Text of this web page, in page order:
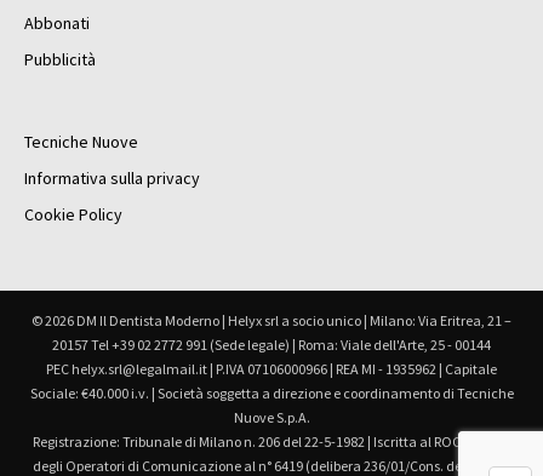
Abbonati
Pubblicità
Tecniche Nuove
Informativa sulla privacy
Cookie Policy
© 2026 DM Il Dentista Moderno | Helyx srl a socio unico | Milano: Via Eritrea, 21 –
20157 Tel +39 02 2772 991 (Sede legale) | Roma: Viale dell'Arte, 25 - 00144
PEC helyx.srl@legalmail.it | P.IVA 07106000966 | REA MI - 1935962 | Capitale
Sociale: €40.000 i.v. | Società soggetta a direzione e coordinamento di Tecniche
Nuove S.p.A.
Registrazione: Tribunale di Milano n. 206 del 22-5-1982 | Iscritta al ROC Registro
degli Operatori di Comunicazione al n° 6419 (delibera 236/01/Cons. del 30.6.01